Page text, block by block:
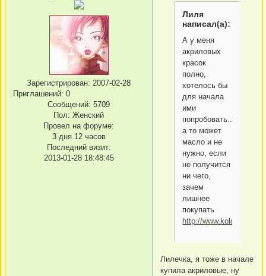
Зарегистрирован: 2007-02-28
Приглашений: 0
Сообщений: 5709
Пол: Женский
Провел на форуме:
3 дня 12 часов
Последний визит:
2013-01-28 18:48:45
Лиля
написал(а):
А у меня
акриловых
красок
полно,
хотелось бы
для начала
ими
попробовать....
а то может
масло и не
нужно, если
не получится
ни чего,
зачем
лишнее
покупать
http://www.kolobok.us/
Лилечка, я тоже в начале
купила акриловые, ну